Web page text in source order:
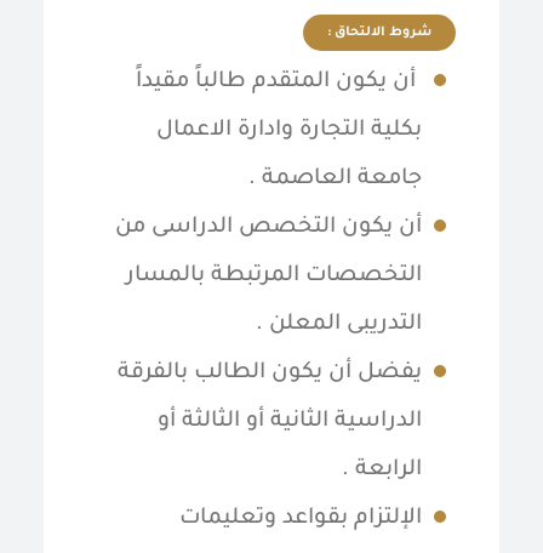
شروط الالتحاق :
أن يكون المتقدم طالباً مقيداً
بكلية التجارة وادارة الاعمال
جامعة العاصمة .
أن يكون التخصص الدراسى من
التخصصات المرتبطة بالمسار
التدريبى المعلن .
يفضل أن يكون الطالب بالفرقة
الدراسية الثانية أو الثالثة أو
الرابعة .
الإلتزام بقواعد وتعليمات